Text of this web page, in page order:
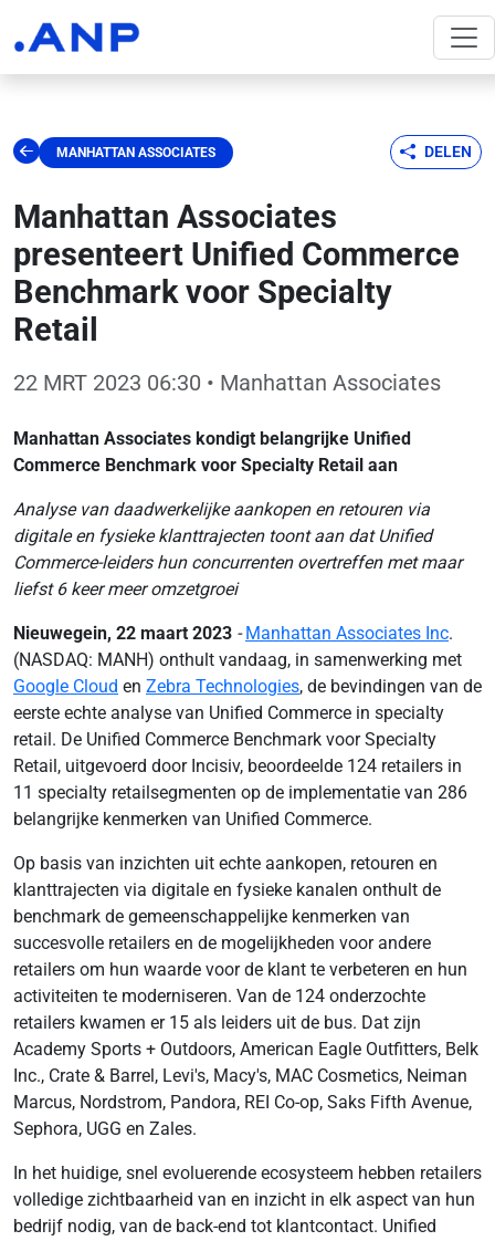
MANHATTAN ASSOCIATES DELEN
Manhattan Associates
presenteert Unified Commerce
Benchmark voor Specialty
Retail
22 MRT 2023 06:30 • Manhattan Associates
Manhattan Associates kondigt belangrijke Unified
Commerce Benchmark voor Specialty Retail aan
Analyse van daadwerkelijke aankopen en retouren via
digitale en fysieke klanttrajecten toont aan dat Unified
Commerce-leiders hun concurrenten overtreffen met maar
liefst 6 keer meer omzetgroei
Nieuwegein, 22 maart 2023 -Manhattan Associates Inc.
(NASDAQ: MANH) onthult vandaag, in samenwerking met
Google Cloud en Zebra Technologies, de bevindingen van de
eerste echte analyse van Unified Commerce in specialty
retail. De Unified Commerce Benchmark voor Specialty
Retail, uitgevoerd door Incisiv, beoordeelde 124 retailers in
11 specialty retailsegmenten op de implementatie van 286
belangrijke kenmerken van Unified Commerce.
Op basis van inzichten uit echte aankopen, retouren en
klanttrajecten via digitale en fysieke kanalen onthult de
benchmark de gemeenschappelijke kenmerken van
succesvolle retailers en de mogelijkheden voor andere
retailers om hun waarde voor de klant te verbeteren en hun
activiteiten te moderniseren. Van de 124 onderzochte
retailers kwamen er 15 als leiders uit de bus. Dat zijn
Academy Sports + Outdoors, American Eagle Outfitters, Belk
Inc., Crate & Barrel, Levi's, Macy's, MAC Cosmetics, Neiman
Marcus, Nordstrom, Pandora, REI Co-op, Saks Fifth Avenue,
Sephora, UGG en Zales.
In het huidige, snel evoluerende ecosysteem hebben retailers
volledige zichtbaarheid van en inzicht in elk aspect van hun
bedrijf nodig, van de back-end tot klantcontact. Unified